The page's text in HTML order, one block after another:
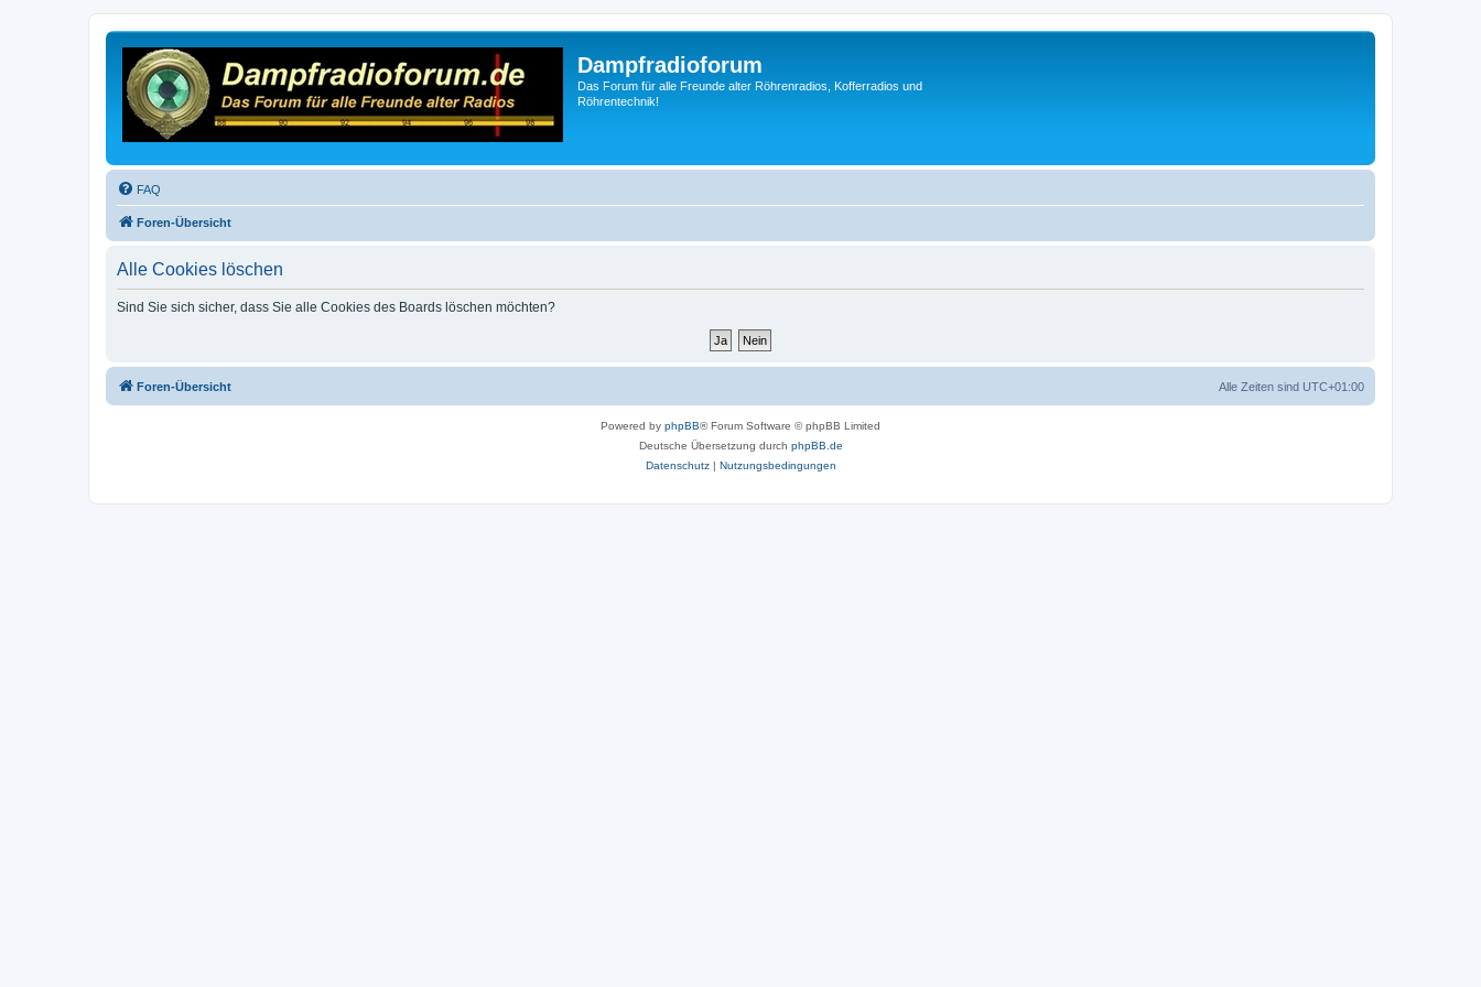
Dampfradioforum
Das Forum für alle Freunde alter Röhrenradios, Kofferradios und
Röhrentechnik!
FAQ
Foren-Übersicht
Alle Cookies löschen
Sind Sie sich sicher, dass Sie alle Cookies des Boards löschen möchten?
Foren-Übersicht Alle Zeiten sind UTC+01:00
Powered by phpBB® Forum Software © phpBB Limited
Deutsche Übersetzung durch phpBB.de
Datenschutz| Nutzungsbedingungen